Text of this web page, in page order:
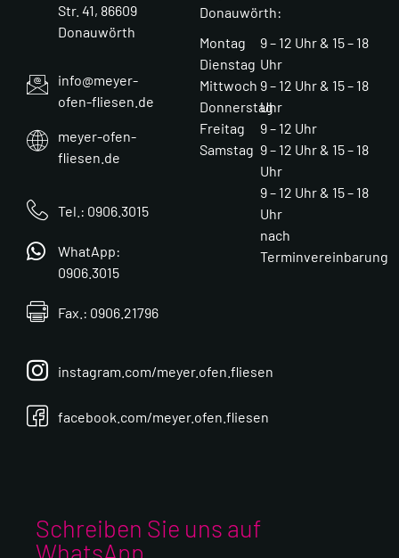
Str. 41, 86609
Donauwörth
info@meyer-
ofen-fliesen.de
meyer-ofen-
fliesen.de
Tel.: 0906.3015
WhatApp:
0906.3015
Fax.: 0906.21796
instagram.com/meyer.ofen.fliesen
facebook.com/meyer.ofen.fliesen
Donauwörth:
Montag
Dienstag
Mittwoch
Donnerstag
Freitag
Samstag
9 – 12 Uhr & 15 – 18
Uhr
9 – 12 Uhr & 15 – 18
Uhr
9 – 12 Uhr
9 – 12 Uhr & 15 – 18
Uhr
9 – 12 Uhr & 15 – 18
Uhr
nach
Terminvereinbarung
Schreiben Sie uns auf
WhatsApp